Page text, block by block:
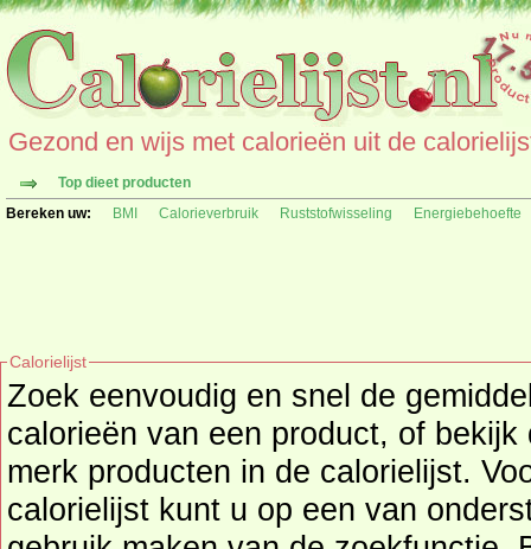
Gezond en wijs met calorieën uit de
Top dieet producten
Bereken uw:
BMI Calorieverbruik Ruststofwisseling Energiebehoefte
Calorielijst
Zoek eenvoudig en snel de
calorieën van een product, of
merk producten in de calorielijst.
calorielijst kunt u op een van